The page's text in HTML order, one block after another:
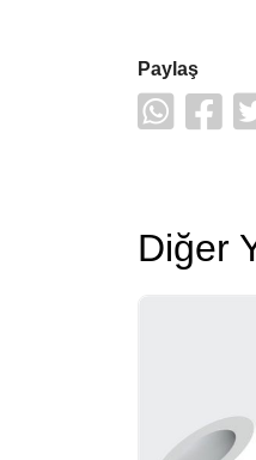
Paylaş
Diğer